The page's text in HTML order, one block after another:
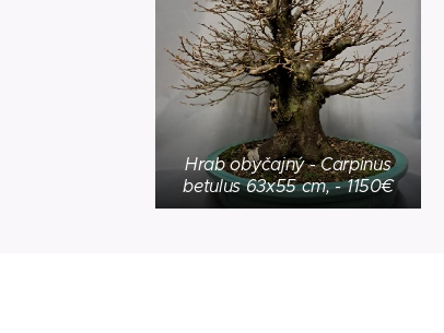
Hrab obyčajný - Carpinus
betulus 63x55 cm, - 1150€